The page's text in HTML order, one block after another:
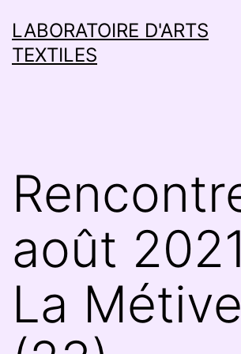
au
contenu
LABORATOIRE D'ARTS
TEXTILES
août
La Métive